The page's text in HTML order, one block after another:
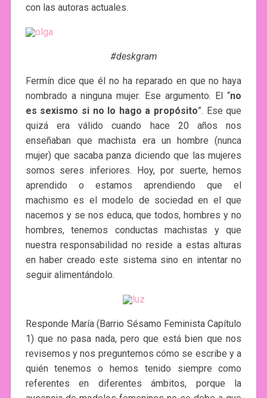
con las autoras actuales.
#deskgram
Fermín dice que él no ha reparado en que no haya
nombrado a ninguna mujer. Ese argumento. El “no
es sexismo si no lo hago a propósito”. Ese que
quizá era válido cuando hace 20 años nos
enseñaban que machista era un hombre (nunca
mujer) que sacaba panza diciendo que las mujeres
somos seres inferiores. Hoy, por suerte, hemos
aprendido o estamos aprendiendo que el
machismo es el modelo de sociedad en el que
nacemos y se nos educa, que todos, hombres y no
hombres, tenemos conductas machistas y que
nuestra responsabilidad no reside a estas alturas
en haber creado este sistema sino en intentar no
seguir alimentándolo.
Responde María (Barrio Sésamo Feminista Capítulo
1) que no pasa nada, pero que está bien que nos
revisemos y nos preguntemos cómo se escribe y a
quién tenemos o hemos tenido siempre como
referentes en diferentes ámbitos, porque la